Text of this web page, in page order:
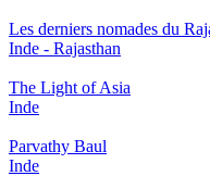
Les derniers nomades du
Inde - Rajasthan
The Light of Asia
Inde
Parvathy Baul
Inde